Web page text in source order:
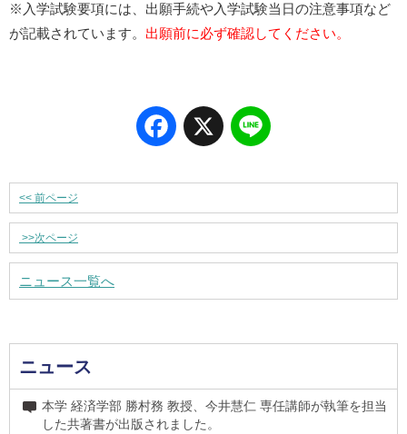
※入学試験要項には、出願手続や入学試験当日の注意事項など
が記載されています。 出願前に必ず確認してください。
Facebook
X
<< 前ページ
>>次ページ
ニュース一覧へ
ニュース
本学 経済学部 勝村務 教授、今井慧仁 専任講師が執筆を担当
した共著書が出版されました。